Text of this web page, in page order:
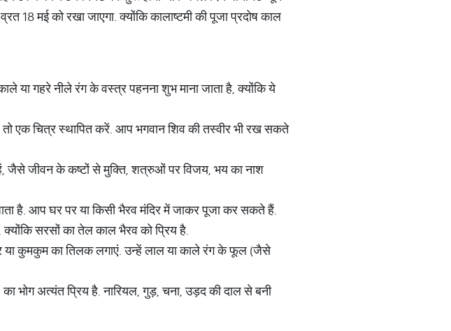
18 मई को रखा जाएगा. क्योंकि कालाष्टमी की पूजा प्रदोष काल
या गहरे नीले रंग के वस्त्र पहनना शुभ माना जाता है, क्योंकि ये
एक चित्र स्थापित करें. आप भगवान शिव की तस्वीर भी रख सकते
जीवन के कष्टों से मुक्ति, शत्रुओं पर विजय, भय का नाश
है. आप घर पर या किसी भैरव मंदिर में जाकर पूजा कर सकते हैं.
सरसों का तेल काल भैरव को प्रिय है.
या कुमकुम का तिलक लगाएं. उन्हें लाल या काले रंग के फूल (जैसे
भोग अत्यंत प्रिय है. नारियल, गुड़, चना, उड़द की दाल से बनी